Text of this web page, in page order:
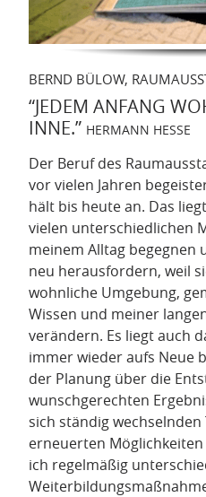
BERND BÜLOW,
“JEDEM ANFANG
INNE.” HERMANN HESSE
Der Beruf des
vor vielen Jahren
hält bis heute an. Das
vielen unterschiedlichen
meinem Alltag begegnen
neu herausfordern, weil
wohnliche Umgebung,
Wissen und meiner
verändern. Es liegt auch
immer wieder aufs Neue
der Planung über die
wunschgerechten
sich ständig
erneuerten
ich regelmäßig